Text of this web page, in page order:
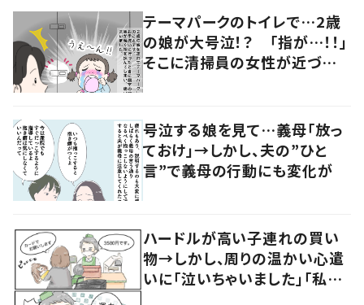
テーマパークのトイレで…2歳
の娘が大号泣！？ 「指が…！！」
そこに清掃員の女性が近づいて
号泣する娘を見て…義母「放っ
ておけ」→しかし、夫の”ひと
言”で義母の行動にも変化が
ハードルが高い子連れの買い
物→しかし、周りの温かい心遣
いに「泣いちゃいました」「私も